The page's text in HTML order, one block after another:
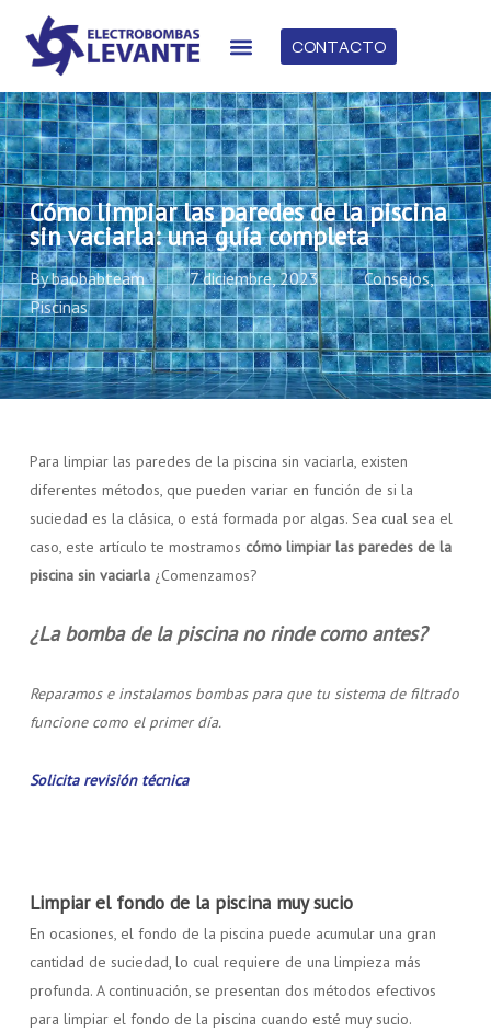
CONTACTO
Cómo limpiar las paredes de la piscina
sin vaciarla: una guía completa
By baobabteam 7 diciembre, 2023 Consejos,
Piscinas
Para limpiar las paredes de la piscina sin vaciarla, existen
diferentes métodos, que pueden variar en función de si la
suciedad es la clásica, o está formada por algas. Sea cual sea el
caso, este artículo te mostramos cómo limpiar las paredes de la
piscina sin vaciarla¿Comenzamos?
¿La bomba de la piscina no rinde como antes?
Reparamos e instalamos bombas para que tu sistema de filtrado
funcione como el primer día.
Solicita revisión técnica
Limpiar el fondo de la piscina muy sucio
En ocasiones, el fondo de la piscina puede acumular una gran
cantidad de suciedad, lo cual requiere de una limpieza más
profunda. A continuación, se presentan dos métodos efectivos
para limpiar el fondo de la piscina cuando esté muy sucio.